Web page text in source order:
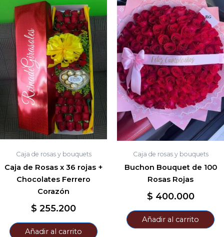
Caja de rosas y bouquets
Caja de Rosas x 36 rojas +
Chocolates Ferrero
Corazón
$ 255.200
Añadir al carrito
Caja de rosas y bouquets
Buchon Bouquet de 100
Rosas Rojas
$ 400.000
Añadir al carrito